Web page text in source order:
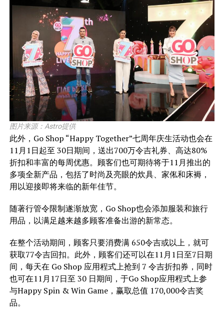
图片来源：Astro提供
此外，Go Shop “Happy Together”七周年庆生活动也会在
11月1日起至 30日期间，送出700万令吉礼券、高达80%
折扣和丰富的每周优惠。顾客们也可期待将于11月推出的
多项全新产品，包括了时尚及亮眼的炊具、家俬和床褥，
用以迎接即将来临的新年佳节。
随著行管令限制遂渐放宽，Go Shop也会添加服装和旅行
用品，以满足越来越多顾客准备出游的新常态。
在整个活动期间，顾客只要消费满 650令吉或以上，就可
获取77令吉回扣。此外，顾客们还可以在11月1日至7日期
间，每天在 Go Shop 应用程式上抢到 7 令吉折扣券，同时
也可在11月17日至 30 日期间，于Go Shop应用程式上参
与Happy Spin & Win Game，赢取总值 170,000令吉奖
品。